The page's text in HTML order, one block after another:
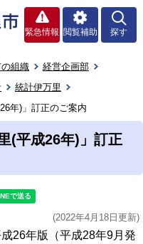
緊急情報 閲覧補助 探す
組織
経営企画部
統計伊万里
年)」訂正のご案内
(平成26年)」訂正
(2022年4月18日更新)
26年版（平成28年9月発